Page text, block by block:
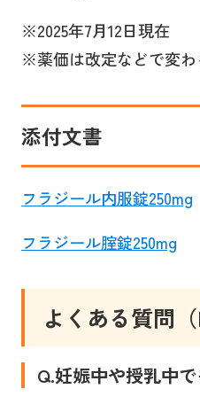
※2025年7月12日現在
※薬価は改定などで変わ
添付文書
フラジール内服錠250mg
フラジール腟錠250mg
よくある質問（
Q.妊娠中や授乳中